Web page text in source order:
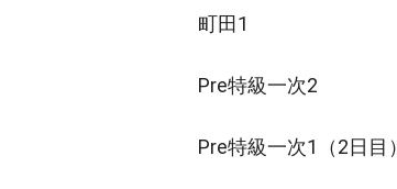
町田1
Pre特級一次2
Pre特級一次1（2日目）